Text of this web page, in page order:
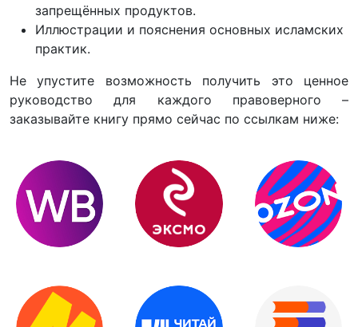
запрещённых продуктов.
Иллюстрации и пояснения основных исламских
практик.
Не упустите возможность получить это ценное
руководство для каждого правоверного –
заказывайте книгу прямо сейчас по ссылкам ниже: